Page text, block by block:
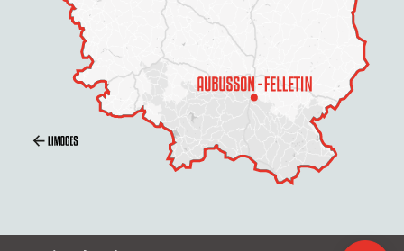
Horaires